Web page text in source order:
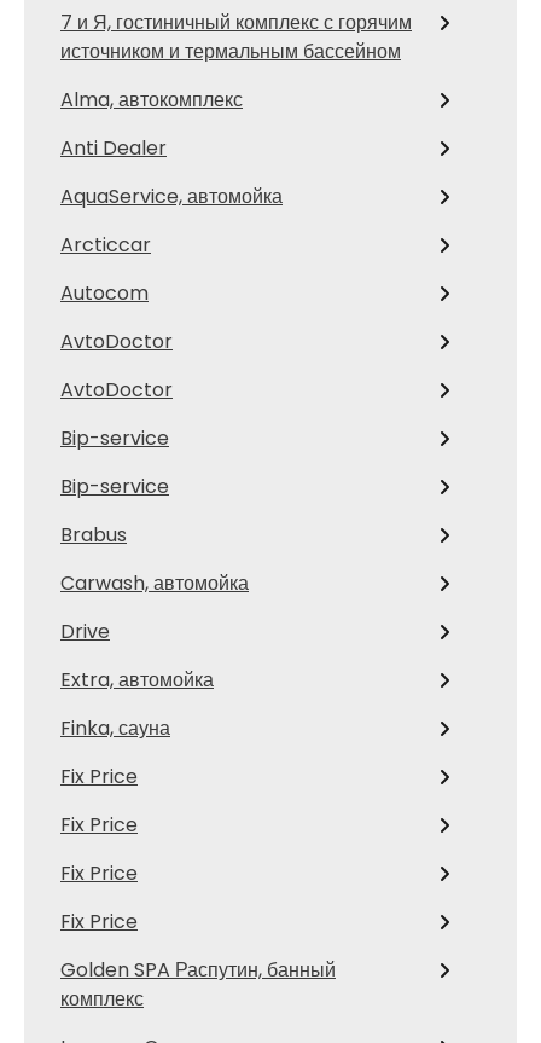
7 и Я, гостиничный комплекс с горячим
источником и термальным бассейном
Alma, автокомплекс
Anti Dealer
AquaService, автомойка
Arcticcar
Autocom
AvtoDoctor
AvtoDoctor
Bip-service
Bip-service
Brabus
Carwash, автомойка
Drive
Extra, автомойка
Finka, сауна
Fix Price
Fix Price
Fix Price
Fix Price
Golden SPA Распутин, банный
комплекс